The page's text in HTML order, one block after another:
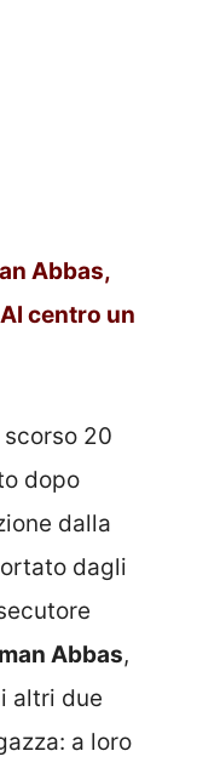
Abbas,
centro un
20
dopo
dalla
dagli
Abbas,
altri due
a loro